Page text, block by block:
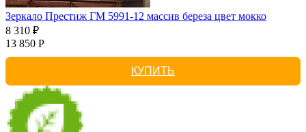
Зеркало Престиж ГМ 5991-12 массив береза цвет мокко
8 310 ₽
13 850 Р
КУПИТЬ